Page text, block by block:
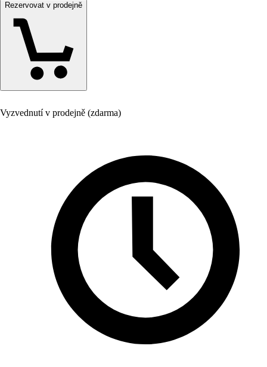
Rezervovat v prodejně
Vyzvednutí v prodejně (zdarma)